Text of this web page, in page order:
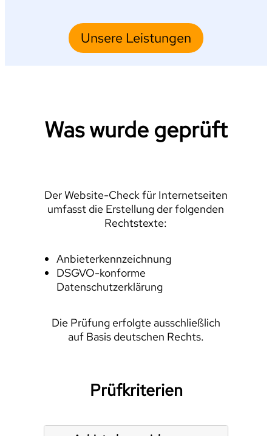
Unsere Leistungen
Was wurde geprüft
Der Website-Check für Internetseiten
umfasst die Erstellung der folgenden
Rechtstexte:
Anbieterkennzeichnung
DSGVO-konforme
Datenschutzerklärung
Die Prüfung erfolgte ausschließlich
auf Basis deutschen Rechts.
Prüfkriterien